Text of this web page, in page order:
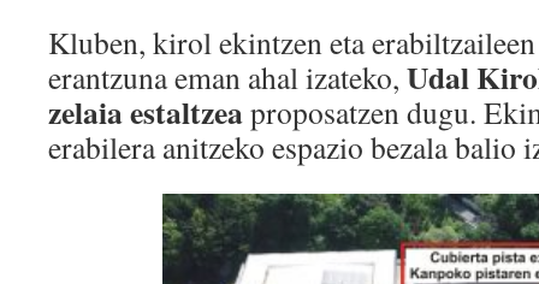
Kluben, kirol ekintzen eta
erantzuna eman ahal izateko, Udal
zelaia estaltzeaproposatzen dugu.
erabilera anitzeko espazio bezala balio